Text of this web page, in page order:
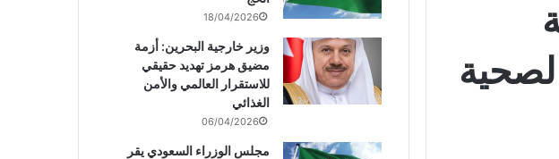
18/04/2026
وزير خارجية البحرين: أزمة
مضيق هرمز تهديد حقيقي
للاستقرار العالمي والأمن
الغذائي
06/04/2026
مجلس الوزراء السعودي يقر